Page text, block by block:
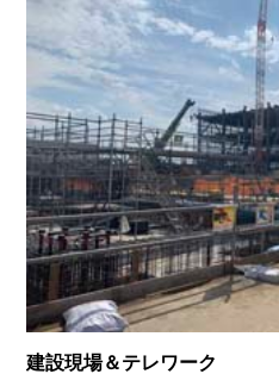
建設現場＆テレワーク